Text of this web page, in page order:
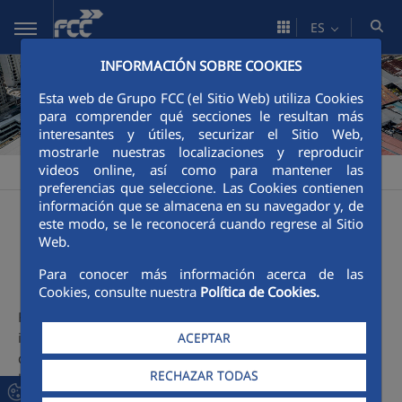
Saltar al contenido principal
INFORMACIÓN SOBRE COOKIES
Esta web de Grupo FCC (el Sitio Web) utiliza Cookies
para comprender qué secciones le resultan más
interesantes y útiles, securizar el Sitio Web,
mostrarle nuestras localizaciones y reproducir
videos online, así como para mantener las
preferencias que seleccione. Las Cookies contienen
información que se almacena en su navegador y, de
este modo, se le reconocerá cuando regrese al Sitio
Web.
Para conocer más información acerca de las
Cookies, consulte nuestra Política de Cookies.
ACEPTAR
RECHAZAR TODAS
ES
FCCCO Panamá >Actividades > Obra Civil > Carreteras
Carreteras
FCC ha participado en proyectos de gran incidencia para la
infraestructura vial del país, los cuales han sido
determinantes para el progreso social de Panamá y sus
habitantes, entre las obras se destacan: